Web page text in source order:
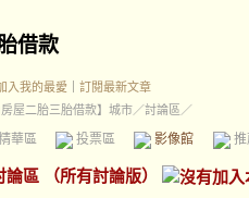
借款
入我的最愛
訂閱最新文章
房屋二胎三胎借款】城市／討論區／
華區 投票區 影像館
論區 （所有討論版）